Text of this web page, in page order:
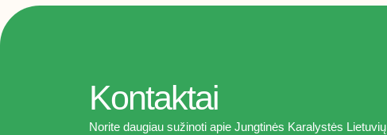
Kontaktai
Norite daugiau sužinoti apie Jungtinės Karalystės Lietuvių